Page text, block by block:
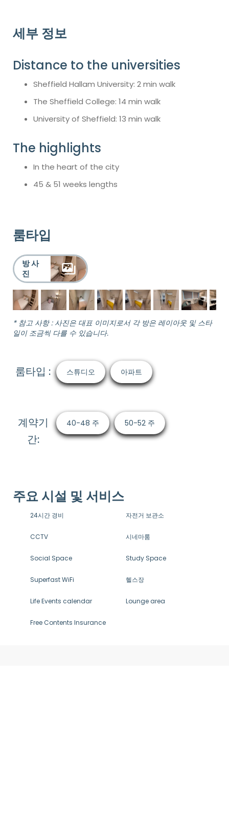
세부 정보
Distance to the universities
Sheffield Hallam University: 2 min walk
The Sheffield College: 14 min walk
University of Sheffield: 13 min walk
The highlights
In the heart of the city
45 & 51 weeks lengths
룸타입
방 사
진
* 참고 사항 : 사진은 대표 이미지로서 각 방은 레이아웃 및 스타
일이 조금씩 다를 수 있습니다.
룸타입 : 스튜디오 아파트
계약기
간:
40-48 주 50-52 주
주요 시설 및 서비스
24시간 경비 자전거 보관소
CCTV 시네마룸
Social Space Study Space
Superfast WiFi 헬스장
Life Events calendar Lounge area
Free Contents Insurance